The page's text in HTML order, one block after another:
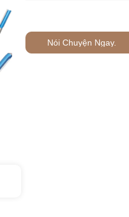
Nói Chuyện Ngay.